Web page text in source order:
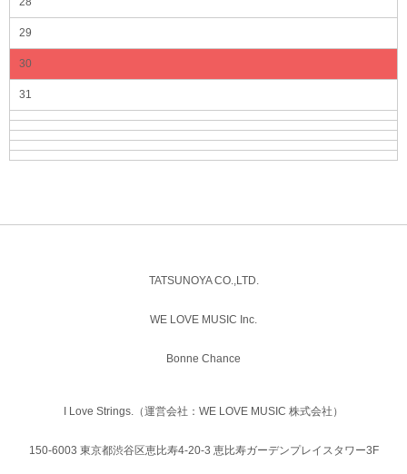
29
30
31
TATSUNOYA CO.,LTD.
WE LOVE MUSIC Inc.
Bonne Chance
I Love Strings.（運営会社：WE LOVE MUSIC 株式会社）
150-6003 東京都渋谷区恵比寿4-20-3 恵比寿ガーデンプレイスタワー3F